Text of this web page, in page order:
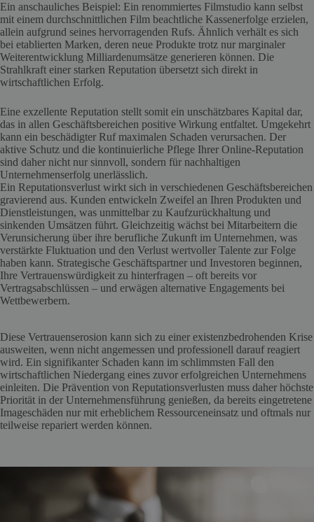
Ein anschauliches Beispiel: Ein renommiertes Filmstudio kann selbst
mit einem durchschnittlichen Film beachtliche Kassenerfolge erzielen,
allein aufgrund seines hervorragenden Rufs. Ähnlich verhält es sich
bei etablierten Marken, deren neue Produkte trotz nur marginaler
Weiterentwicklung Milliardenumsätze generieren können. Die
Strahlkraft einer starken Reputation übersetzt sich direkt in
wirtschaftlichen Erfolg.
Eine exzellente Reputation stellt somit ein unschätzbares Kapital dar,
das in allen Geschäftsbereichen positive Wirkung entfaltet. Umgekehrt
kann ein beschädigter Ruf maximalen Schaden verursachen. Der
aktive Schutz und die kontinuierliche Pflege Ihrer Online-Reputation
sind daher nicht nur sinnvoll, sondern für nachhaltigen
Unternehmenserfolg unerlässlich.
Ein Reputationsverlust wirkt sich in verschiedenen Geschäftsbereichen
gravierend aus. Kunden entwickeln Zweifel an Ihren Produkten und
Dienstleistungen, was unmittelbar zu Kaufzurückhaltung und
sinkenden Umsätzen führt. Gleichzeitig wächst bei Mitarbeitern die
Verunsicherung über ihre berufliche Zukunft im Unternehmen, was
verstärkte Fluktuation und den Verlust wertvoller Talente zur Folge
haben kann. Strategische Geschäftspartner und Investoren beginnen,
Ihre Vertrauenswürdigkeit zu hinterfragen – oft bereits vor
Vertragsabschlüssen – und erwägen alternative Engagements bei
Wettbewerbern.
Diese Vertrauenserosion kann sich zu einer existenzbedrohenden Krise
ausweiten, wenn nicht angemessen und professionell darauf reagiert
wird. Ein signifikanter Schaden kann im schlimmsten Fall den
wirtschaftlichen Niedergang eines zuvor erfolgreichen Unternehmens
einleiten. Die Prävention von Reputationsverlusten muss daher höchste
Priorität in der Unternehmensführung genießen, da bereits eingetretene
Imageschäden nur mit erheblichem Ressourceneinsatz und oftmals nur
teilweise repariert werden können.